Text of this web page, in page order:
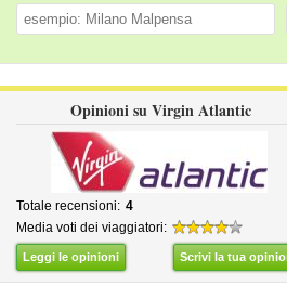
Opinioni su Virgin Atlantic
Totale recensioni: 4
Media voti dei viaggiatori:
Leggi le opinioni Scrivi la tua